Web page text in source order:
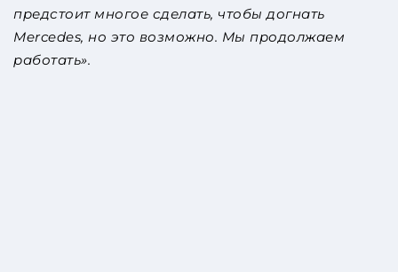
предстоит многое сделать, чтобы догнать
Mercedes, но это возможно. Мы продолжаем
работать».